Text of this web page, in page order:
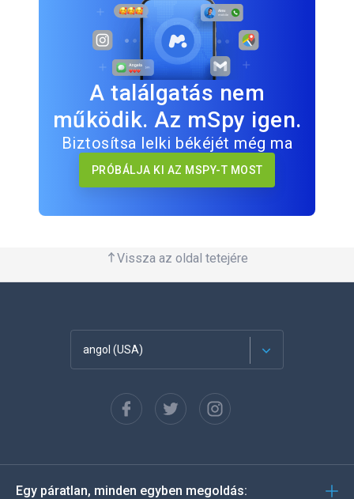
A találgatás nem
működik. Az mSpy igen.
Biztosítsa lelki békéjét még ma
PRÓBÁLJA KI AZ MSPY-T MOST
Vissza az oldal tetejére
angol (USA)
Español
Deutsch
Egy páratlan, minden egyben megoldás: